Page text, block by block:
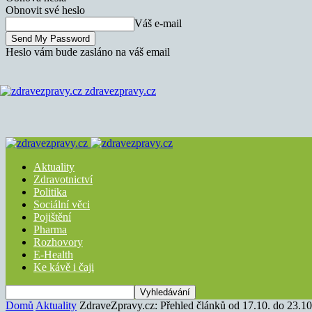
Obnovit své heslo
Váš e-mail
Heslo vám bude zasláno na váš email
zdravezpravy.cz
Aktuality
Zdravotnictví
Politika
Sociální věci
Pojištění
Pharma
Rozhovory
E-Health
Ke kávě i čaji
Domů Aktuality ZdraveZpravy.cz: Přehled článků od 17.10. do